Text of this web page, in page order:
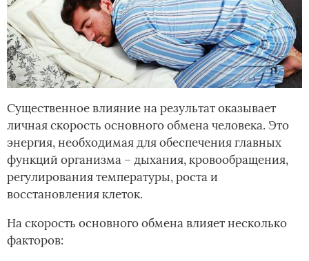
Существенное влияние на результат оказывает
личная скорость основного обмена человека. Это
энергия, необходимая для обеспечения главных
функций организма – дыхания, кровообращения,
регулирования температуры, роста и
восстановления клеток.
На скорость основного обмена влияет несколько
факторов: